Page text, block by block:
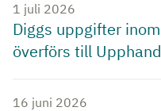
1 juli 2026
Diggs uppgifter
överförs till
16 juni 2026